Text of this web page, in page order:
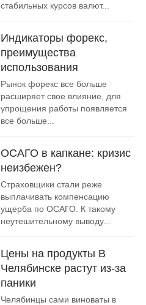
стабильных курсов валют...
Индикаторы форекс,
преимущества
использования
Рынок форекс все больше
расширяет свое влияние, для
упрощения работы появляется
все больше...
ОСАГО в капкане: кризис
неизбежен?
Страховщики стали реже
выплачивать компенсацию
ущерба по ОСАГО. К такому
неутешительному выводу...
Цены на продукты В
Челябинске растут из-за
паники
Челябинцы сами виноваты в